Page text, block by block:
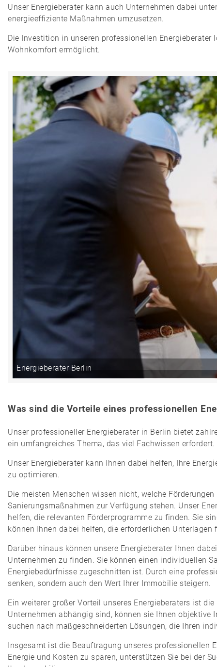
Unser Energieberater kann auch Unternehmen dabei
energieeffiziente Maßnahmen umzusetzen.
Die Investition in unseren professionellen
Wohnkomfort ermöglicht.
Energieberater Berlin
Was sind die Vorteile eines professionellen
Unser professioneller Energieberater in Berlin bietet
ein umfangreiches Thema, das viel Fachwissen erfordert.
Unser Energieberater kann Ihnen dabei helfen, Ihre
zu optimieren.
Die meisten Menschen wissen nicht, welche
Sanierungsmaßnahmen zur Verfügung stehen. Unser
helfen, die relevanten Förderprogramme zu finden. Sie
können Ihnen dabei helfen, die erforderlichen Unterlagen
Darüber hinaus können unsere Energieberater Ihnen
Unternehmen zu finden. Sie können einen individuellen
Energiebedürfnisse zugeschnitten ist. Durch eine
senken, sondern auch den Wert Ihrer Immobilie steigern.
Ein weiterer großer Vorteil unseres Energieberaters ist
Unternehmen abhängig sind, können sie Ihnen
suchen nach maßgeschneiderten Lösungen, die Ihren
Insgesamt ist die Beauftragung unseres professionellen
Energie und Kosten zu sparen, unterstützen Sie bei der